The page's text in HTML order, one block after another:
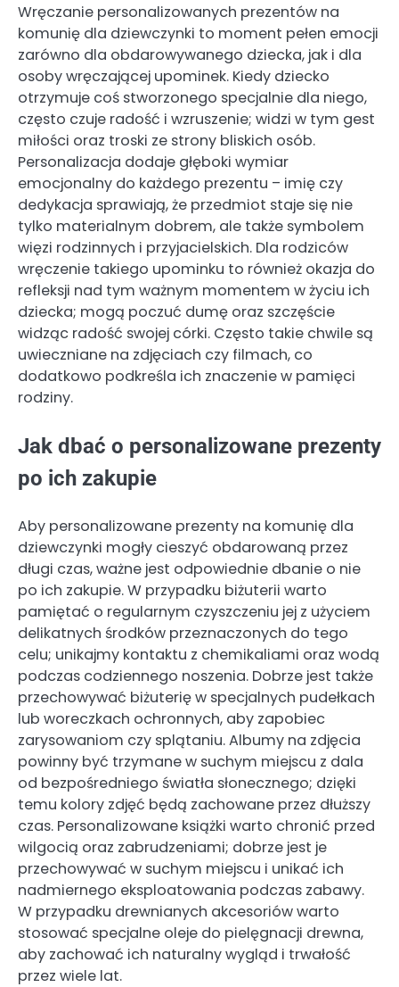
Wręczanie personalizowanych prezentów na
komunię dla dziewczynki to moment pełen emocji
zarówno dla obdarowywanego dziecka, jak i dla
osoby wręczającej upominek. Kiedy dziecko
otrzymuje coś stworzonego specjalnie dla niego,
często czuje radość i wzruszenie; widzi w tym gest
miłości oraz troski ze strony bliskich osób.
Personalizacja dodaje głęboki wymiar
emocjonalny do każdego prezentu – imię czy
dedykacja sprawiają, że przedmiot staje się nie
tylko materialnym dobrem, ale także symbolem
więzi rodzinnych i przyjacielskich. Dla rodziców
wręczenie takiego upominku to również okazja do
refleksji nad tym ważnym momentem w życiu ich
dziecka; mogą poczuć dumę oraz szczęście
widząc radość swojej córki. Często takie chwile są
uwieczniane na zdjęciach czy filmach, co
dodatkowo podkreśla ich znaczenie w pamięci
rodziny.
Jak dbać o personalizowane prezenty
po ich zakupie
Aby personalizowane prezenty na komunię dla
dziewczynki mogły cieszyć obdarowaną przez
długi czas, ważne jest odpowiednie dbanie o nie
po ich zakupie. W przypadku biżuterii warto
pamiętać o regularnym czyszczeniu jej z użyciem
delikatnych środków przeznaczonych do tego
celu; unikajmy kontaktu z chemikaliami oraz wodą
podczas codziennego noszenia. Dobrze jest także
przechowywać biżuterię w specjalnych pudełkach
lub woreczkach ochronnych, aby zapobiec
zarysowaniom czy splątaniu. Albumy na zdjęcia
powinny być trzymane w suchym miejscu z dala
od bezpośredniego światła słonecznego; dzięki
temu kolory zdjęć będą zachowane przez dłuższy
czas. Personalizowane książki warto chronić przed
wilgocią oraz zabrudzeniami; dobrze jest je
przechowywać w suchym miejscu i unikać ich
nadmiernego eksploatowania podczas zabawy.
W przypadku drewnianych akcesoriów warto
stosować specjalne oleje do pielęgnacji drewna,
aby zachować ich naturalny wygląd i trwałość
przez wiele lat.